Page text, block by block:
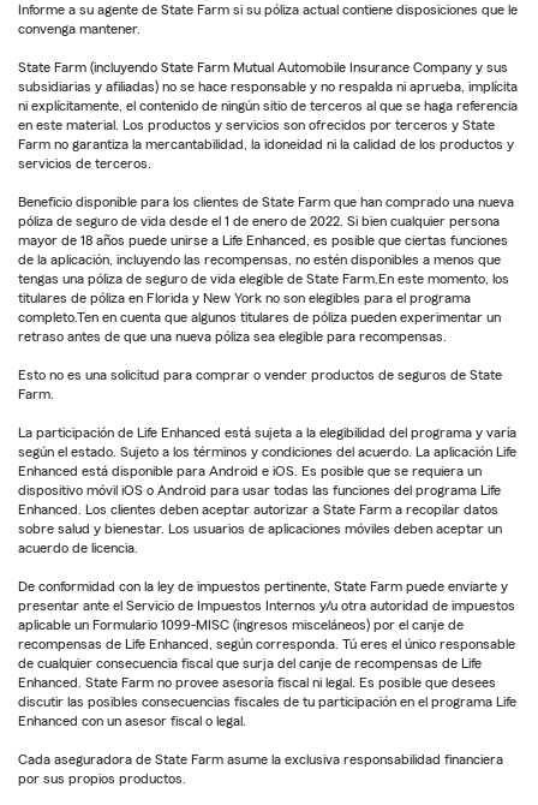
Informe a su agente de State Farm si su póliza actual contiene disposiciones que le
convenga mantener.
State Farm (incluyendo State Farm Mutual Automobile Insurance Company y sus
subsidiarias y afiliadas) no se hace responsable y no respalda ni aprueba, implícita
ni explícitamente, el contenido de ningún sitio de terceros al que se haga referencia
en este material. Los productos y servicios son ofrecidos por terceros y State
Farm no garantiza la mercantabilidad, la idoneidad ni la calidad de los productos y
servicios de terceros.
Beneficio disponible para los clientes de State Farm que han comprado una nueva
póliza de seguro de vida desde el 1 de enero de 2022. Si bien cualquier persona
mayor de 18 años puede unirse a Life Enhanced, es posible que ciertas funciones
de la aplicación, incluyendo las recompensas, no estén disponibles a menos que
tengas una póliza de seguro de vida elegible de State Farm.En este momento, los
titulares de póliza en Florida y New York no son elegibles para el programa
completo.Ten en cuenta que algunos titulares de póliza pueden experimentar un
retraso antes de que una nueva póliza sea elegible para recompensas.
Esto no es una solicitud para comprar o vender productos de seguros de State
Farm.
La participación de Life Enhanced está sujeta a la elegibilidad del programa y varía
según el estado. Sujeto a los términos y condiciones del acuerdo. La aplicación Life
Enhanced está disponible para Android e iOS. Es posible que se requiera un
dispositivo móvil iOS o Android para usar todas las funciones del programa Life
Enhanced. Los clientes deben aceptar autorizar a State Farm a recopilar datos
sobre salud y bienestar. Los usuarios de aplicaciones móviles deben aceptar un
acuerdo de licencia.
De conformidad con la ley de impuestos pertinente, State Farm puede enviarte y
presentar ante el Servicio de Impuestos Internos y/u otra autoridad de impuestos
aplicable un Formulario 1099-MISC (ingresos misceláneos) por el canje de
recompensas de Life Enhanced, según corresponda. Tú eres el único responsable
de cualquier consecuencia fiscal que surja del canje de recompensas de Life
Enhanced. State Farm no provee asesoría fiscal ni legal. Es posible que desees
discutir las posibles consecuencias fiscales de tu participación en el programa Life
Enhanced con un asesor fiscal o legal.
Cada aseguradora de State Farm asume la exclusiva responsabilidad financiera
por sus propios productos.